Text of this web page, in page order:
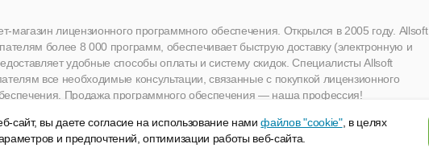
магазин лицензионного программного обеспечения. Открылся в 2005 году. Allsoft
более 8 000 программ, обеспечивает быструю доставку (электронную и
удобные способы оплаты и систему скидок. Специалисты Allsoft
все необходимые консультации, связанные с покупкой лицензионного
Продажа программного обеспечения — наша профессия!
сайт, вы даете согласие на использование намифайлов "cookie", в целях
и предпочтений, оптимизации работы веб-сайта.